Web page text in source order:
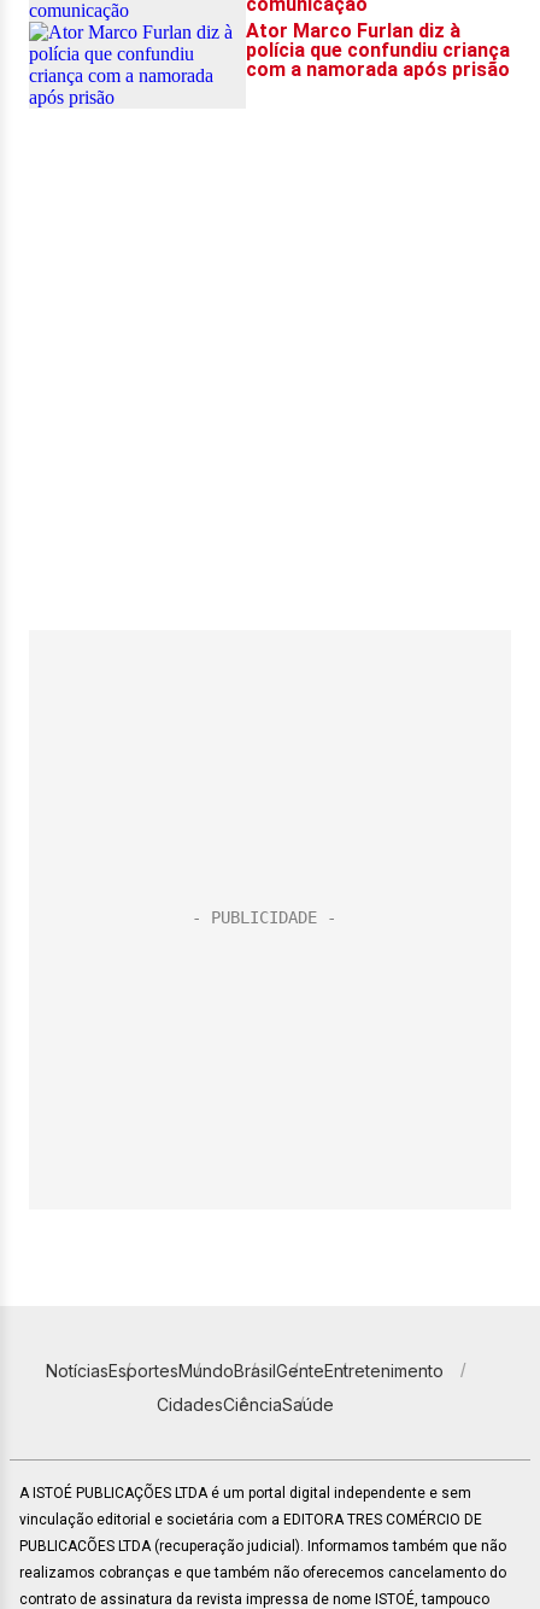
NotíciasEsportesMundoBrasilGenteEntretenimento
CidadesCiênciaSaúde
A ISTOÉ PUBLICAÇÕES LTDA é um portal digital independente e sem
vinculação editorial e societária com a EDITORA TRES COMÉRCIO DE
PUBLICACÕES LTDA (recuperação judicial). Informamos também que não
realizamos cobranças e que também não oferecemos cancelamento do
contrato de assinatura da revista impressa de nome ISTOÉ, tampouco